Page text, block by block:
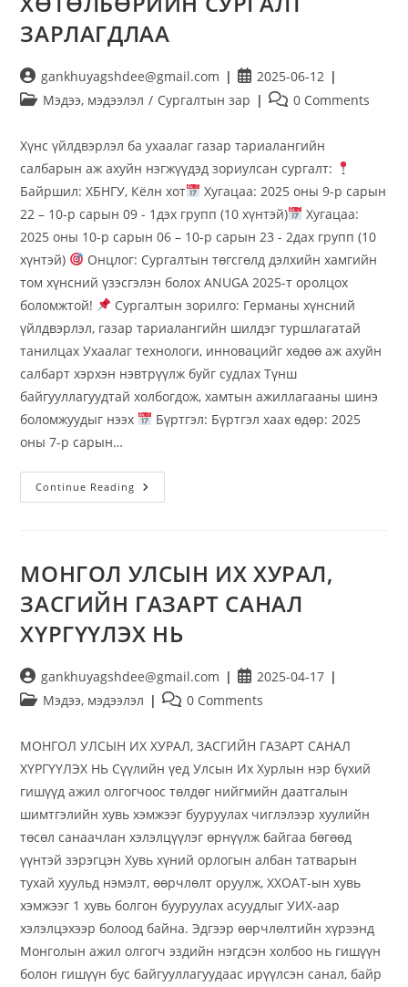
ЗАРЛАГДЛАА
gankhuyagshdee@gmail.com
2025-06-12
Мэдээ, мэдээлэл / Сургалтын зар 0 Comments
Хүнс үйлдвэрлэл ба ухаалаг газар тариалангийн
салбарын аж ахуйн нэгжүүдэд зориулсан сургалт:
Байршил: ХБНГУ, Кёлн хот
Хугацаа: 2025 оны 9-р сарын
22 – 10-р сарын 09 - 1дэх групп (10 хүнтэй)
Хугацаа:
2025 оны 10-р сарын 06 – 10-р сарын 23 - 2дах групп (10
хүнтэй)
Онцлог: Сургалтын төгсгөлд дэлхийн хамгийн
том хүнсний үзэсгэлэн болох ANUGA 2025-т оролцох
боломжтой!
Сургалтын зорилго: Германы хүнсний
үйлдвэрлэл, газар тариалангийн шилдэг туршлагатай
танилцах Ухаалаг технологи, инновацийг хөдөө аж ахуйн
салбарт хэрхэн нэвтрүүлж буйг судлах Түнш
байгууллагуудтай холбогдож, хамтын ажиллагааны шинэ
боломжуудыг нээх
Бүртгэл: Бүртгэл хаах өдөр: 2025
оны 7-р сарын…
Continue Reading
МОНГОЛ УЛСЫН ИХ ХУРАЛ,
ЗАСГИЙН ГАЗАРТ САНАЛ
ХҮРГҮҮЛЭХ НЬ
gankhuyagshdee@gmail.com
2025-04-17
Мэдээ, мэдээлэл
0 Comments
МОНГОЛ УЛСЫН ИХ ХУРАЛ, ЗАСГИЙН ГАЗАРТ САНАЛ
ХҮРГҮҮЛЭХ НЬ Сүүлийн үед Улсын Их Хурлын нэр бүхий
гишүүд ажил олгогчоос төлдөг нийгмийн даатгалын
шимтгэлийн хувь хэмжээг бууруулах чиглэлээр хуулийн
төсөл санаачлан хэлэлцүүлэг өрнүүлж байгаа бөгөөд
үүнтэй зэрэгцэн Хувь хүний орлогын албан татварын
тухай хуульд нэмэлт, өөрчлөлт оруулж, ХХОАТ-ын хувь
хэмжээг 1 хувь болгон бууруулах асуудлыг УИХ-аар
хэлэлцэхээр болоод байна. Эдгээр өөрчлөлтийн хүрээнд
Монголын ажил олгогч эздийн нэгдсэн холбоо нь гишүүн
болон гишүүн бус байгууллагуудаас ирүүлсэн санал, байр